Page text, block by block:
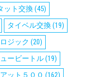
ット交換(45)
タイベル交換(19)
ジック (20)
ービートル(19)
ット５００ (162)